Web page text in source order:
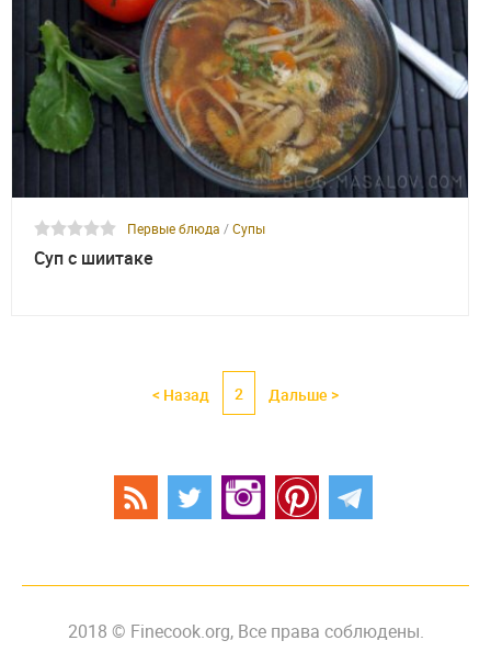
Первые блюда /Супы
Суп с шиитаке
< Назад 2 Дальше >
2018 © Finecook.org, Все права соблюдены.